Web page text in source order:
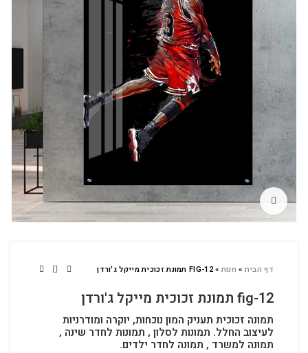
לחץ להגדלה
דף הבית» חנות»FIG-12 תמונת זכוכית מייקל ג'ורדן
fig-12 תמונת זכוכית מייקל ג'ורדן
תמונה זכוכית תעניק המון נוכחות, יוקרה ומודרניות
לעיצוב החלל. תמונות לסלון , תמונות לחדר שינה ,
תמונה למשרד , תמונה לחדר ילדים.